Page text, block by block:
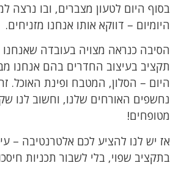
בסוף היום לטעון מצברים, ובו נרצה
היומיום – דווקא אותו אנחנו מזניחים.
הסיבה כנראה מצויה בעובדה
תקציב בעיצוב החדרים בהם אנחנו
היום – הסלון, המטבח ופינת האוכל.
נחשפים האורחים שלנו, וחשוב לנו
מטופחים!
אז יש לנו להציע לכם אלטרנטיבה –
בתקציב שפוי, בלי לשבור תכניות